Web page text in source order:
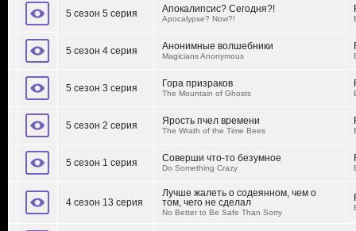
5 сезон 5 серия Апокалипсис? Сегодня?!
Apocalypse? Now?!
5 сезон 4 серия Анонимные волшебники
Magicians Anonymous
5 сезон 3 серия Гора призраков
The Mountain of Ghosts
5 сезон 2 серия Ярость пчел времени
The Wrath of the Time Bees
5 сезон 1 серия Соверши что-то безумное
Do Something Crazy
4 сезон 13 серия
Лучше жалеть о содеянном, чем о
том, чего не cделал
No Better to Be Safe Than Sorry